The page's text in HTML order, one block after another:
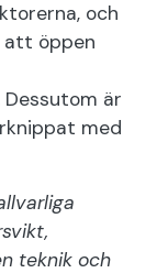
och
att öppen
är
med
teknik och